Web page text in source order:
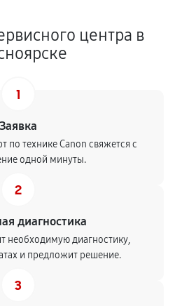
центра в
1
Заявка
по технике Canon свяжется с
одной минуты.
2
диагностика
необходимую диагностику,
и предложит решение.
3